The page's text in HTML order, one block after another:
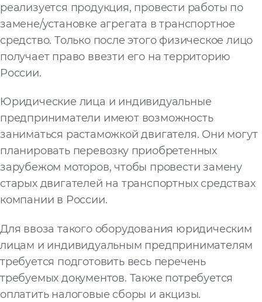
реализуется продукция, провести работы по
замене/установке агрегата в транспортное
средство. Только после этого физическое лицо
получает право ввезти его на территорию
России.
Юридические лица и индивидуальные
предприниматели имеют возможность
заниматься растаможкой двигателя. Они могут
планировать перевозку приобретенных
зарубежом моторов, чтобы провести замену
старых двигателей на транспортных средствах
компании в России.
Для ввоза такого оборудования юридическим
лицам и индивидуальным предпринимателям
требуется подготовить весь перечень
требуемых документов. Также потребуется
оплатить налоговые сборы и акцизы.